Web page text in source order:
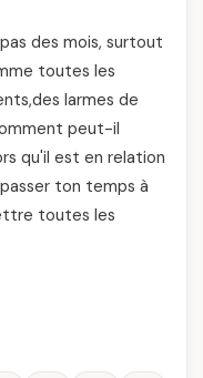
des mois, surtout
toutes les
larmes de
peut-il
qu'il est en relation
ton temps à
toutes les